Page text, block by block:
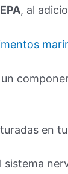
EPA, al
en